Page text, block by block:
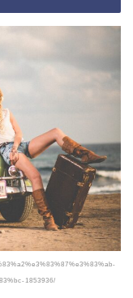
1853936/